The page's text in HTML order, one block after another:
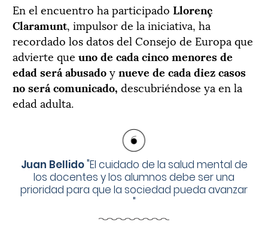
En el encuentro ha participado Llorenç
Claramunt, impulsor de la iniciativa, ha
recordado los datos del Consejo de Europa que
advierte que uno de cada cinco menores de
edad será abusadoynueve de cada diez casos
no será comunicado, descubriéndose ya en la
edad adulta.
Juan Bellido"El cuidado de la salud mental de
los docentes y los alumnos debe ser una
prioridad para que la sociedad pueda avanzar
"